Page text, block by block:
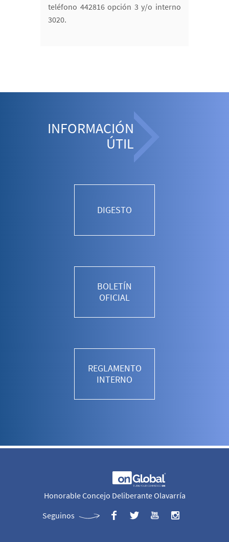
teléfono 442816 opción 3 y/o interno
3020.
INFORMACIÓN
ÚTIL
DIGESTO
BOLETÍN
OFICIAL
REGLAMENTO
INTERNO
Honorable Concejo Deliberante Olavarría
Seguinos